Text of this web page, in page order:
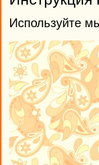
Используйте